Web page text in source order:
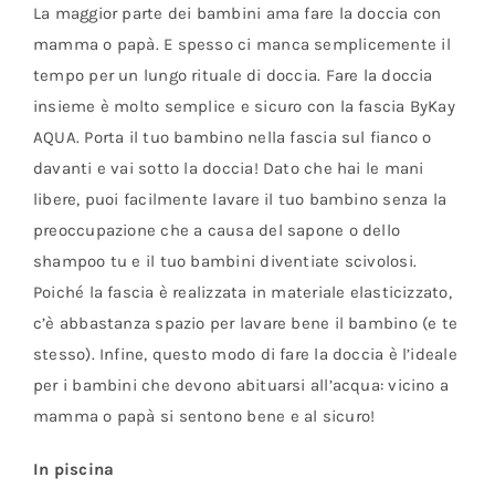
La maggior parte dei bambini ama fare la doccia con
mamma o papà. E spesso ci manca semplicemente il
tempo per un lungo rituale di doccia. Fare la doccia
insieme è molto semplice e sicuro con la fascia ByKay
AQUA. Porta il tuo bambino nella fascia sul fianco o
davanti e vai sotto la doccia! Dato che hai le mani
libere, puoi facilmente lavare il tuo bambino senza la
preoccupazione che a causa del sapone o dello
shampoo tu e il tuo bambini diventiate scivolosi.
Poiché la fascia è realizzata in materiale elasticizzato,
c’è abbastanza spazio per lavare bene il bambino (e te
stesso). Infine, questo modo di fare la doccia è l’ideale
per i bambini che devono abituarsi all’acqua: vicino a
mamma o papà si sentono bene e al sicuro!
In piscina